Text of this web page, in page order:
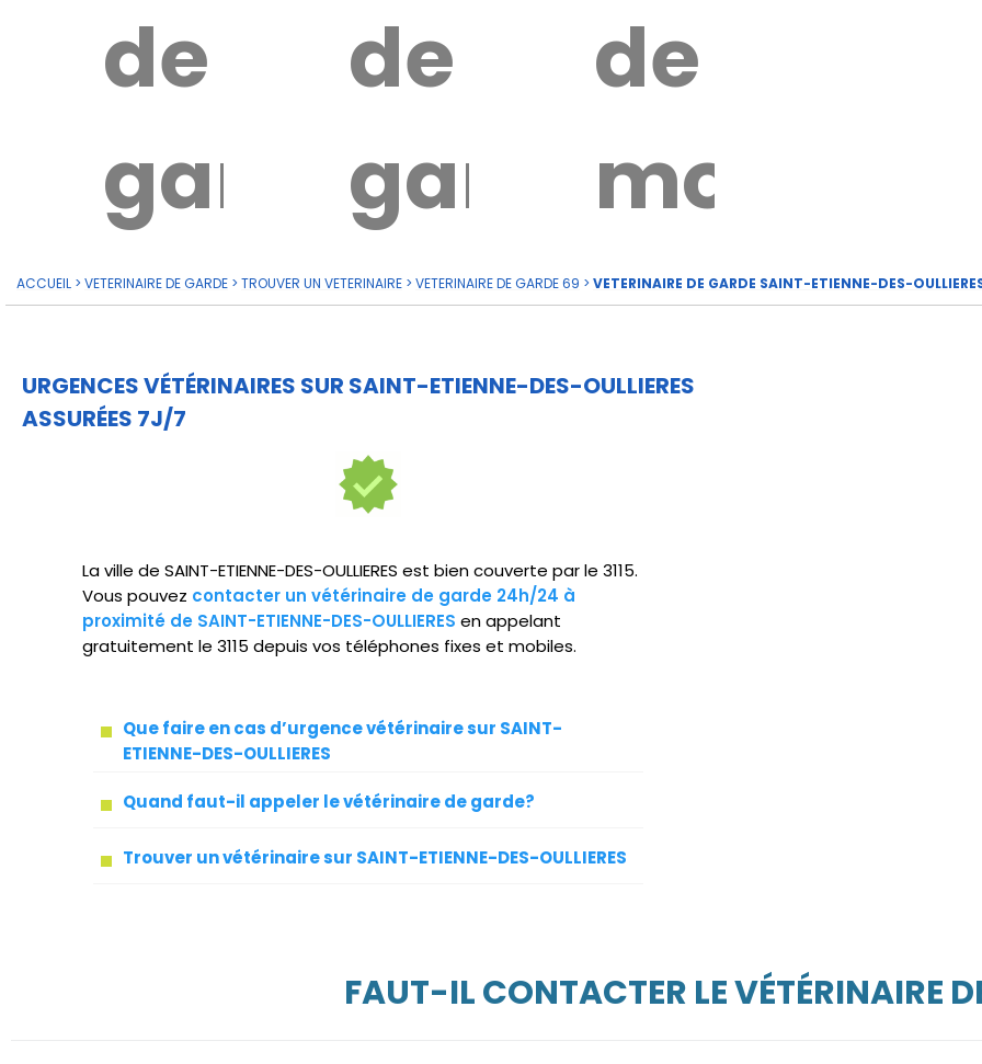
de
garde?
de
garde
de
moi
ACCUEIL > VETERINAIRE DE GARDE > TROUVER UN VETERINAIRE > VETERINAIRE DE GARDE 69 > VETERINAIRE DE GARDE SAINT-ETIENNE-DES-
URGENCES VÉTÉRINAIRES SUR SAINT-ETIENNE-DES-OULLIERES
ASSURÉES 7J/7
La ville de SAINT-ETIENNE-DES-OULLIERES est bien couverte par le 3115.
Vous pouvez contacter un vétérinaire de garde 24h/24 à
proximité de SAINT-ETIENNE-DES-OULLIERES en appelant
gratuitement le 3115 depuis vos téléphones fixes et mobiles.
Que faire en cas d’urgence vétérinaire sur SAINT-
ETIENNE-DES-OULLIERES
Quand faut-il appeler le vétérinaire de garde?
Trouver un vétérinaire sur SAINT-ETIENNE-DES-OULLIERES
FAUT-IL CONTACTER LE VÉTÉRINAIRE